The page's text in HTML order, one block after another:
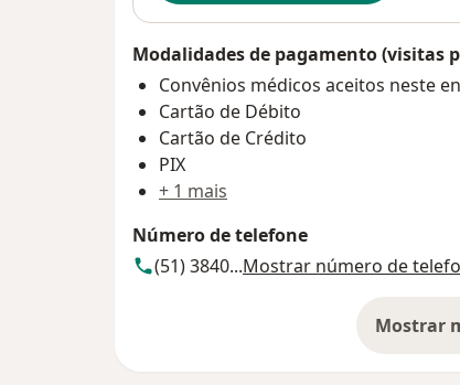
Modalidades de pagamento (visitas
Convênios médicos aceitos neste
Cartão de Débito
Cartão de Crédito
PIX
+ 1 mais
Número de telefone
(51) 3840...Mostrar número de
Mostrar